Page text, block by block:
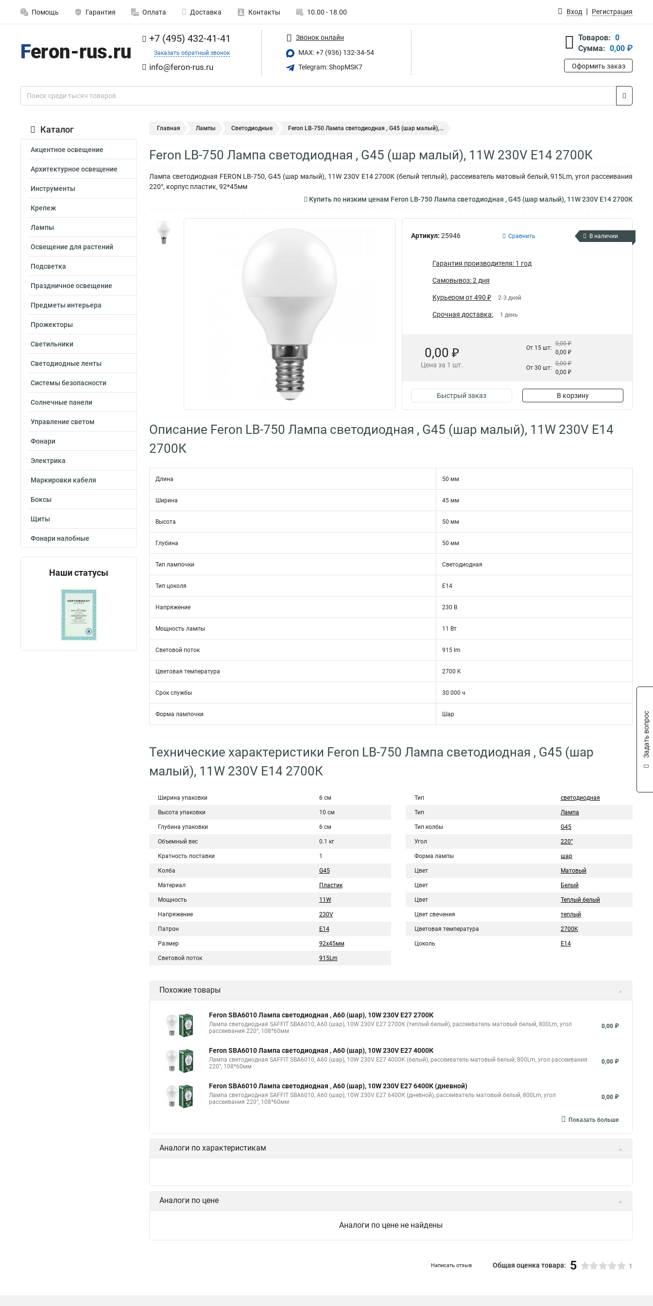
Помощь Гарантия Оплата Доставка Контакты 10.00 - 18.00 Вход Регистрация
+7 (495) 432-41-41
Заказать обратный звонок
info@feron-rus.ru
Звонок онлайн
MAX: +7 (936) 132-34-54
Telegram: ShopMSK7
Товаров: 0
Сумма: 0,00 ₽
Оформить заказ
Каталог
Акцентное освещение
Архитектурное освещение
Инструменты
Крепеж
Лампы
Освещение для растений
Подсветка
Праздничное освещение
Предметы интерьера
Прожекторы
Светильники
Светодиодные ленты
Системы безопасности
Солнечные панели
Управление светом
Фонари
Электрика
Маркировки кабеля
Боксы
Щиты
Фонари налобные
Наши статусы
Главная Лампы Светодиодные Feron LB-750 Лампа светодиодная , G45 (шар малый),...
Feron LB-750 Лампа светодиодная , G45 (шар малый), 11W 230V E14 2700К
Лампа светодиодная FERON LB-750, G45 (шар малый), 11W 230V E14 2700К (белый теплый), рассеиватель матовый белый, 915Lm, угол рассеивания
220°, корпус пластик, 92*45мм
Купить по низким ценам Feron LB-750 Лампа светодиодная , G45 (шар малый), 11W 230V E14 2700К
Артикул: 25946 Сравнить В наличии
Гарантия производителя: 1 год
Самовывоз: 2 дня
Курьером от 490 ₽ 2-3 дней
Срочная доставка: 1 день
0,00 ₽
Цена за 1 шт.
От 15 шт:
0,00 ₽
0,00 ₽
От 30 шт:
0,00 ₽
0,00 ₽
Быстрый заказ В корзину
Описание Feron LB-750 Лампа светодиодная , G45 (шар малый), 11W 230V E14
2700К
Длина 50 мм
Ширина 45 мм
Высота 50 мм
Глубина 50 мм
Тип лампочки Светодиодная
Тип цоколя E14
Напряжение 230 В
Мощность лампы 11 Вт
Световой поток 915 lm
Цветовая температура 2700 K
Срок службы 30 000 ч
Форма лампочки Шар
Технические характеристики Feron LB-750 Лампа светодиодная , G45 (шар
малый), 11W 230V E14 2700К
Ширина упаковки 6 см
Высота упаковки 10 см
Глубина упаковки 6 см
Объемный вес 0.1 кг
Кратность поставки 1
Колба G45
Материал Пластик
Мощность 11W
Напряжение 230V
Патрон E14
Размер 92х45мм
Световой поток 915Lm
Тип светодиодная
Тип Лампа
Тип колбы G45
Угол 220°
Форма лампы шар
Цвет Матовый
Цвет Белый
Цвет Теплый белый
Цвет свечения теплый
Цветовая температура 2700K
Цоколь E14
Похожие товары
Feron SBA6010 Лампа светодиодная , A60 (шар), 10W 230V E27 2700К
Лампа светодиодная SAFFIT SBA6010, A60 (шар), 10W 230V E27 2700К (теплый белый), рассеиватель матовый белый, 800Lm, угол
рассеивания 220°, 108*60мм
0,00 ₽
Feron SBA6010 Лампа светодиодная , A60 (шар), 10W 230V E27 4000К
Лампа светодиодная SAFFIT SBA6010, A60 (шар), 10W 230V E27 4000К (белый), рассеиватель матовый белый, 800Lm, угол рассеивания
220°, 108*60мм
0,00 ₽
Feron SBA6010 Лампа светодиодная , A60 (шар), 10W 230V E27 6400К (дневной)
Лампа светодиодная SAFFIT SBA6010, A60 (шар), 10W 230V E27 6400К (дневной), рассеиватель матовый белый, 800Lm, угол
рассеивания 220°, 108*60мм
0,00 ₽
Показать больше
Аналоги по характеристикам
Аналоги по цене
Аналоги по цене не найдены
Написать отзыв Общая оценка товара: 5 1
Задать вопрос